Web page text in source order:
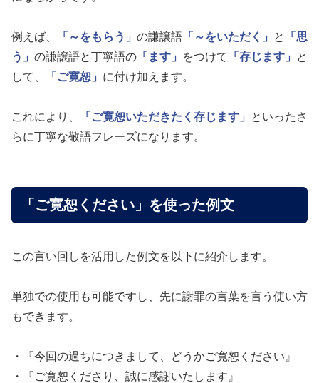
例えば、 「～をもらう」 の謙譲語 「～をいただく」 と
「思
う」 の謙譲語と丁寧語の 「ます」 をつけて 「存じます」
と
して、
「ご寛恕」 に付け加えます。
これにより、 「ご寛恕いただきたく存じます」
といったさ
らに丁寧な敬語フレーズになります。
「ご寛恕ください」を使った例文
この言い回しを活用した例文を以下に紹介します。
単独での使用も可能ですし、先に謝罪の言葉を言う使い方
もできます。
・『今回の過ちにつきまして、どうかご寛恕ください』
・『ご寛恕くださり、誠に感謝いたします』